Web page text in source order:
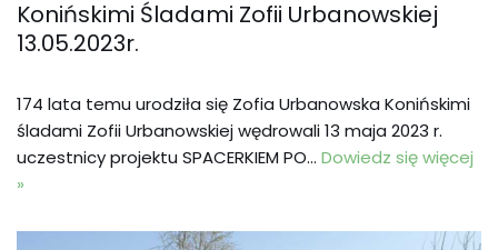
Konińskimi Śladami Zofii Urbanowskiej
13.05.2023r.
174 lata temu urodziła się Zofia Urbanowska Konińskimi
śladami Zofii Urbanowskiej wędrowali 13 maja 2023 r.
uczestnicy projektu SPACERKIEM PO… Dowiedz się więcej
»